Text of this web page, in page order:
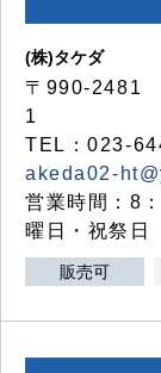
(株)タケダ
〒990-2481
1
TEL：023-
akeda02-
営業時間：8
曜日・祝祭日
販売可